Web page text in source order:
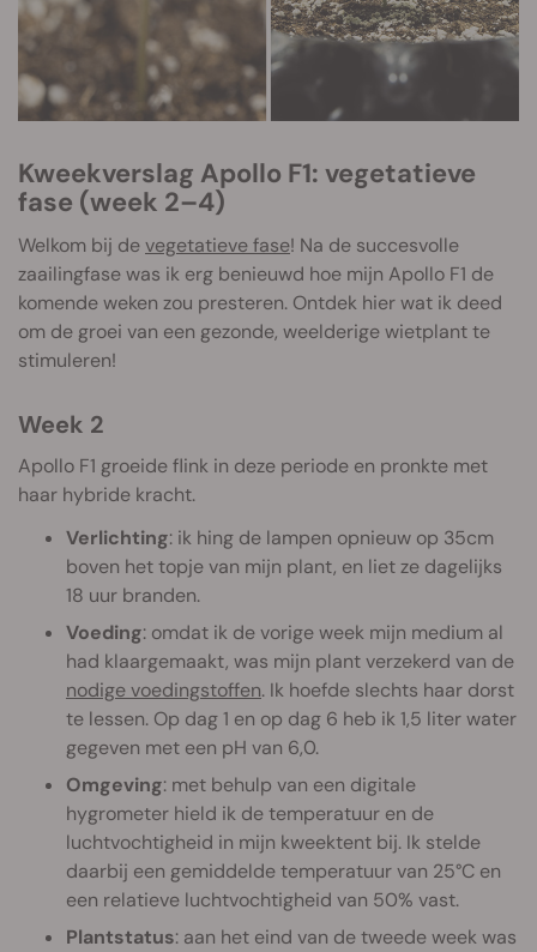
Kweekverslag Apollo F1: vegetatieve
fase (week 2–4)
Welkom bij devegetatieve fase! Na de succesvolle
zaailingfase was ik erg benieuwd hoe mijn Apollo F1 de
komende weken zou presteren. Ontdek hier wat ik deed
om de groei van een gezonde, weelderige wietplant te
stimuleren!
Week 2
Apollo F1 groeide flink in deze periode en pronkte met
haar hybride kracht.
Verlichting: ik hing de lampen opnieuw op 35cm
boven het topje van mijn plant, en liet ze dagelijks
18 uur branden.
Voeding: omdat ik de vorige week mijn medium al
had klaargemaakt, was mijn plant verzekerd van de
nodige voedingstoffen. Ik hoefde slechts haar dorst
te lessen. Op dag 1 en op dag 6 heb ik 1,5 liter water
gegeven met een pH van 6,0.
Omgeving: met behulp van een digitale
hygrometer hield ik de temperatuur en de
luchtvochtigheid in mijn kweektent bij. Ik stelde
daarbij een gemiddelde temperatuur van 25°C en
een relatieve luchtvochtigheid van 50% vast.
Plantstatus: aan het eind van de tweede week was